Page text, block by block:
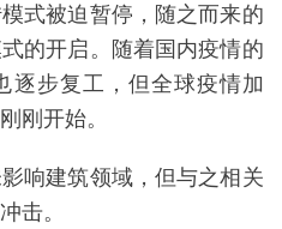
式被迫暂停，随之而来的
的开启。随着国内疫情的
逐步复工，但全球疫情加
刚开始。
响建筑领域，但与之相关
击。